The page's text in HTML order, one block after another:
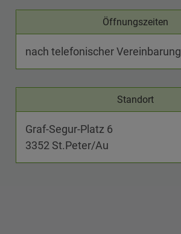
Öffnungszeiten
nach telefonischer Vereinbarung
Standort
Graf-Segur-Platz 6
3352 St.Peter/Au